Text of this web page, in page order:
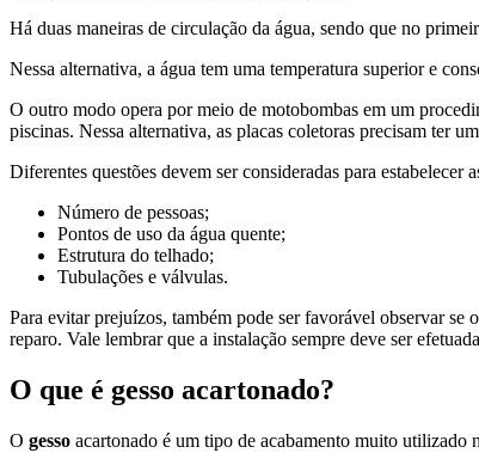
Há duas maneiras de circulação da água, sendo que no
Nessa alternativa, a água tem uma temperatura superior e
O outro modo opera por meio de motobombas em um
piscinas. Nessa alternativa, as placas coletoras precisam ter
Diferentes questões devem ser consideradas para
Número de pessoas;
Pontos de uso da água quente;
Estrutura do telhado;
Tubulações e válvulas.
Para evitar prejuízos, também pode ser favorável observar se
reparo. Vale lembrar que a instalação sempre deve ser
O que é gesso acartonado?
O gesso acartonado é um tipo de acabamento muito utilizado